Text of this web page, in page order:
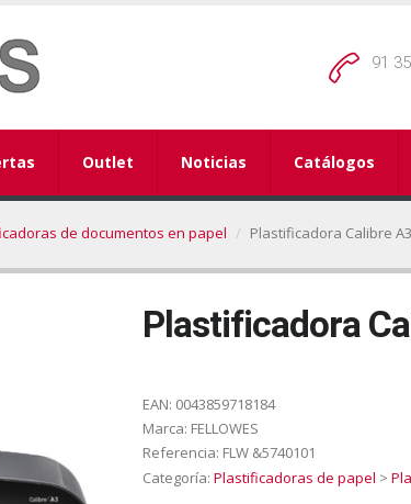
91
Outlet Noticias Catálogos
de documentos en papel Plastificadora Calibre A3
Plastificadora
EAN: 0043859718184
Marca: FELLOWES
Referencia: FLW &5740101
Categoría: Plastificadoras de papel >